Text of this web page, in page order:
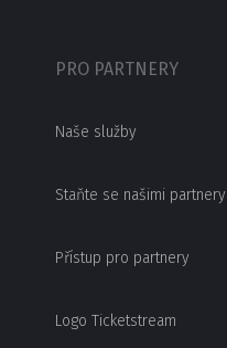
PRO PARTNERY
Naše služby
Staňte se našimi partnery
Přístup pro partnery
Logo Ticketstream